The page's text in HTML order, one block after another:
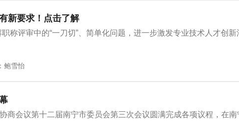
新要求！点击了解
称评审中的“一刀切”、简单化问题，进一步激发专业技术人才创新
鲍雪怡
商会议第十二届南宁市委员会第三次会议圆满完成各项议程，在南